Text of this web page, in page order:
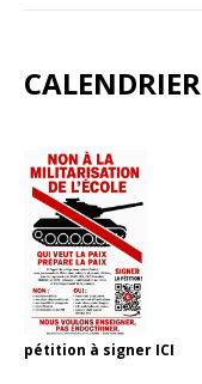
CALENDRIER
pétition à signer ICI